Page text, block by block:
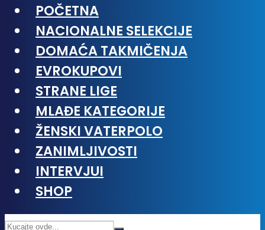
POČETNA
NACIONALNE SELEKCIJE
DOMAĆA TAKMIČENJA
EVROKUPOVI
STRANE LIGE
MLAĐE KATEGORIJE
ŽENSKI VATERPOLO
ZANIMLJIVOSTI
INTERVJUI
SHOP